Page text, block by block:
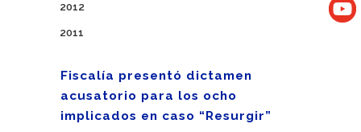
2012
2011
Fiscalía presentó dictamen
acusatorio para los ocho
implicados en caso “Resurgir”